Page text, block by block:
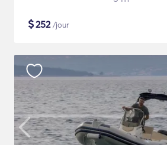
$252/jour